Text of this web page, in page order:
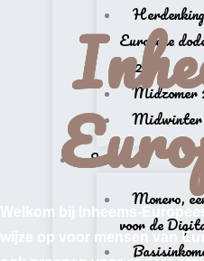
Europese
2025
Midzomer
Midwinter
Economie
Monero,
voor de
Welkom bij Inheems-
wijze op voor mensen van